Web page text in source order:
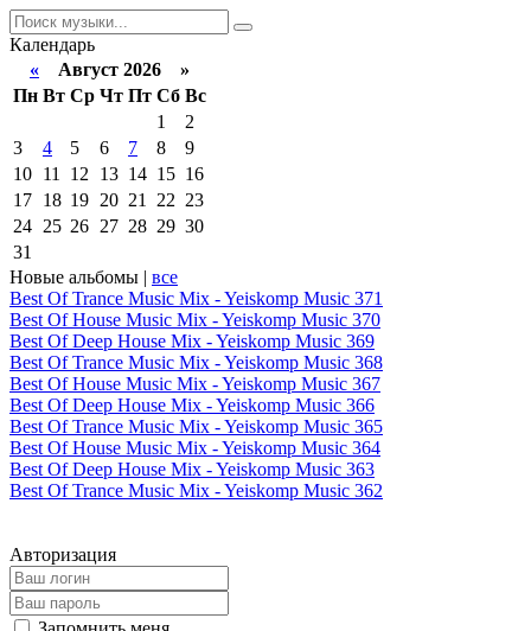
Календарь
« Август 2026 »
Пн Вт Ср Чт Пт Сб Вс
1
2
3
4 5 6 7 8
9
10 11 12 13 14 15 16
17 18 19 20 21 22 23
24 25 26 27 28 29 30
31
Новые альбомы | все
Best Of Trance Music Mix - Yeiskomp Music 371
Best Of House Music Mix - Yeiskomp Music 370
Best Of Deep House Mix - Yeiskomp Music 369
Best Of Trance Music Mix - Yeiskomp Music 368
Best Of House Music Mix - Yeiskomp Music 367
Best Of Deep House Mix - Yeiskomp Music 366
Best Of Trance Music Mix - Yeiskomp Music 365
Best Of House Music Mix - Yeiskomp Music 364
Best Of Deep House Mix - Yeiskomp Music 363
Best Of Trance Music Mix - Yeiskomp Music 362
Авторизация